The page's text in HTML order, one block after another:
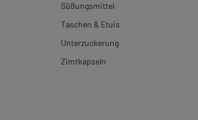
Süßungsmittel
Taschen & Etuis
Unterzuckerung
Zimtkapseln